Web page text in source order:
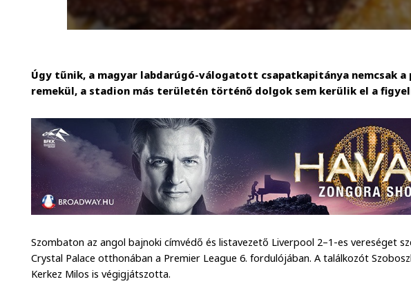
Úgy tűnik, a magyar labdarúgó-válogatott csapatkapitánya nemcsak a
remekül, a stadion más területén történő dolgok sem kerülik el a
Szombaton az angol bajnoki címvédő és listavezető Liverpool 2–1-es vereséget
Crystal Palace otthonában a Premier League 6. fordulójában. A találkozót
Kerkez Milos is végigjátszotta.